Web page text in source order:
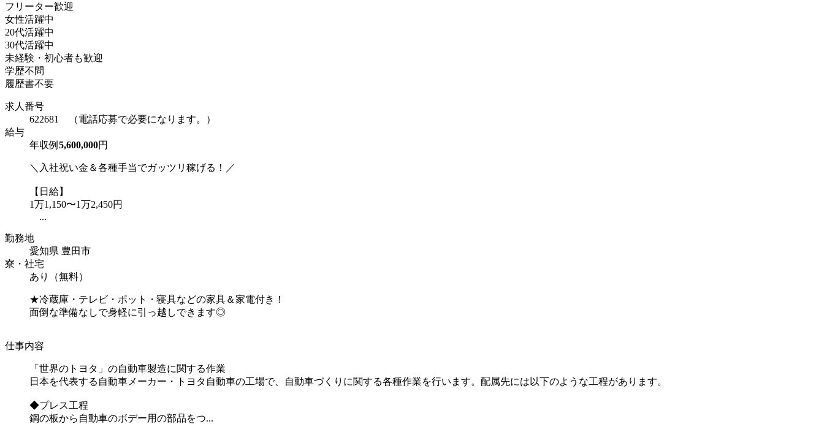
フリーター歓迎
女性活躍中
20代活躍中
30代活躍中
未経験・初心者も歓迎
学歴不問
履歴書不要
求人番号
622681 （電話応募で必要になります。）
給与
年収例 5,600,000円
＼入社祝い金＆各種手当でガッツリ稼げる！／
【日給】
1万1,150〜1万2,450円
...
勤務地
愛知県 豊田市
寮・社宅
あり（無料）
★冷蔵庫・テレビ・ポット・寝具などの家具＆家電付き！
面倒な準備なしで身軽に引っ越しできます◎
仕事内容
「世界のトヨタ」の自動車製造に関する作業
日本を代表する自動車メーカー・トヨタ自動車の工場で、自動車づくりに関する各種作業を行います。配属先には以下のような工程があります。
◆プレス工程
鋼の板から自動車のボデー用の部品をつ...